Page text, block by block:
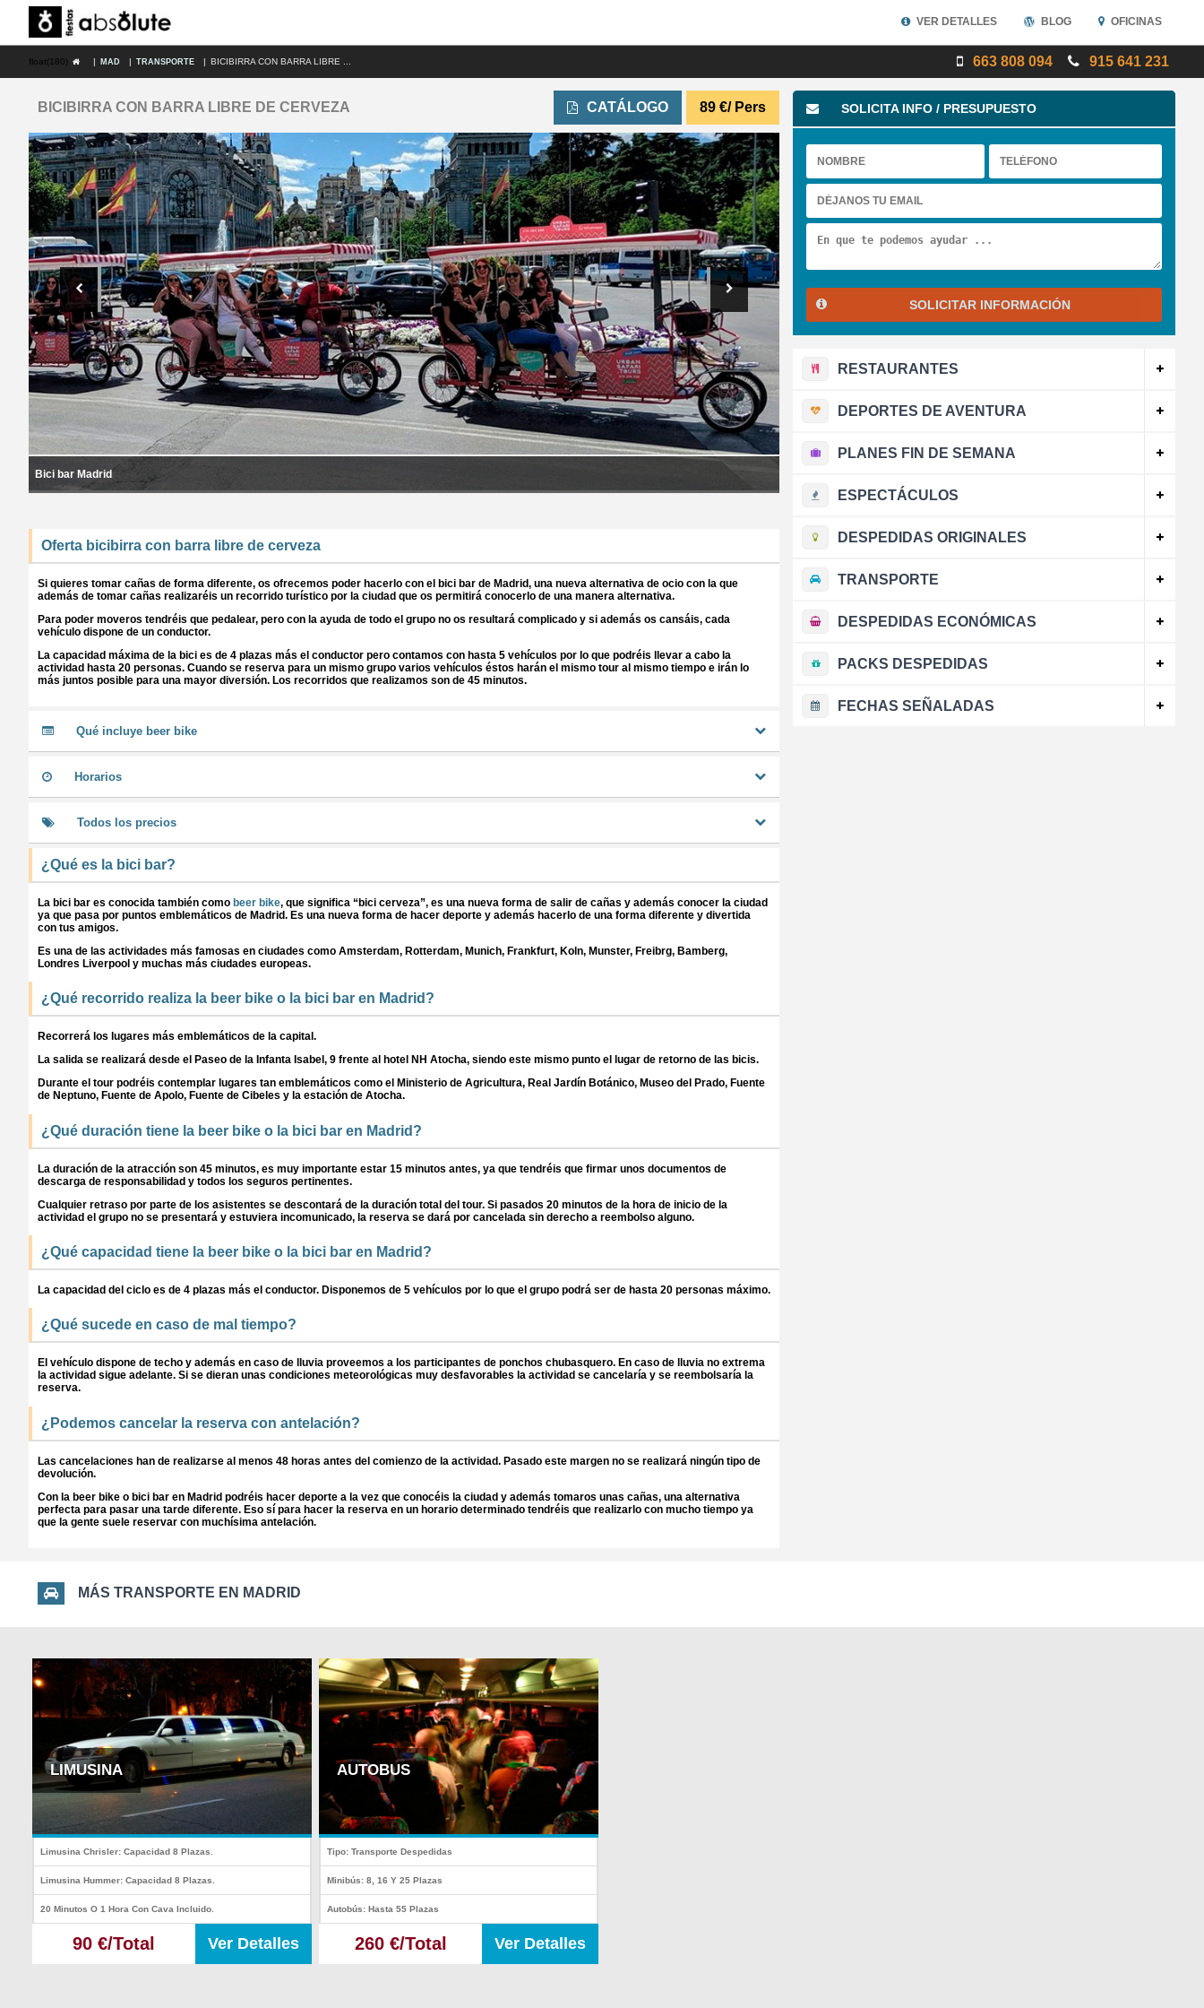
VER DETALLES BLOG OFICINAS
float(180) | MAD | TRANSPORTE | BICIBIRRA CON BARRA LIBRE ... 663 808 094 915 641 231
BICIBIRRA CON BARRA LIBRE DE CERVEZA 89 €/ Pers
CATÁLOGO
Bici bar Madrid
Oferta bicibirra con barra libre de cerveza
Si quieres tomar cañas de forma diferente, os ofrecemos poder hacerlo con el bici bar de Madrid, una nueva alternativa de ocio con la que
además de tomar cañas realizaréis un recorrido turístico por la ciudad que os permitirá conocerlo de una manera alternativa.
Para poder moveros tendréis que pedalear, pero con la ayuda de todo el grupo no os resultará complicado y si además os cansáis, cada
vehículo dispone de un conductor.
La capacidad máxima de la bici es de 4 plazas más el conductor pero contamos con hasta 5 vehículos por lo que podréis llevar a cabo la
actividad hasta 20 personas. Cuando se reserva para un mismo grupo varios vehículos éstos harán el mismo tour al mismo tiempo e irán lo
más juntos posible para una mayor diversión. Los recorridos que realizamos son de 45 minutos.
Qué incluye beer bike
Horarios
Todos los precios
SOLICITA INFO / PRESUPUESTO
SOLICITAR INFORMACIÓN
RESTAURANTES
DEPORTES DE AVENTURA
PLANES FIN DE SEMANA
ESPECTÁCULOS
DESPEDIDAS ORIGINALES
TRANSPORTE
DESPEDIDAS ECONÓMICAS
PACKS DESPEDIDAS
FECHAS SEÑALADAS
¿Qué es la bici bar?
La bici bar es conocida también como beer bike, que significa “bici cerveza”, es una nueva forma de salir de cañas y además conocer la ciudad
ya que pasa por puntos emblemáticos de Madrid. Es una nueva forma de hacer deporte y además hacerlo de una forma diferente y divertida
con tus amigos.
Es una de las actividades más famosas en ciudades como Amsterdam, Rotterdam, Munich, Frankfurt, Koln, Munster, Freibrg, Bamberg,
Londres Liverpool y muchas más ciudades europeas.
¿Qué recorrido realiza la beer bike o la bici bar en Madrid?
Recorrerá los lugares más emblemáticos de la capital.
La salida se realizará desde el Paseo de la Infanta Isabel, 9 frente al hotel NH Atocha, siendo este mismo punto el lugar de retorno de las bicis.
Durante el tour podréis contemplar lugares tan emblemáticos como el Ministerio de Agricultura, Real Jardín Botánico, Museo del Prado, Fuente
de Neptuno, Fuente de Apolo, Fuente de Cibeles y la estación de Atocha.
¿Qué duración tiene la beer bike o la bici bar en Madrid?
La duración de la atracción son 45 minutos, es muy importante estar 15 minutos antes, ya que tendréis que firmar unos documentos de
descarga de responsabilidad y todos los seguros pertinentes.
Cualquier retraso por parte de los asistentes se descontará de la duración total del tour. Si pasados 20 minutos de la hora de inicio de la
actividad el grupo no se presentará y estuviera incomunicado, la reserva se dará por cancelada sin derecho a reembolso alguno.
¿Qué capacidad tiene la beer bike o la bici bar en Madrid?
La capacidad del ciclo es de 4 plazas más el conductor. Disponemos de 5 vehículos por lo que el grupo podrá ser de hasta 20 personas máximo.
¿Qué sucede en caso de mal tiempo?
El vehículo dispone de techo y además en caso de lluvia proveemos a los participantes de ponchos chubasquero. En caso de lluvia no extrema
la actividad sigue adelante. Si se dieran unas condiciones meteorológicas muy desfavorables la actividad se cancelaría y se reembolsaría la
reserva.
¿Podemos cancelar la reserva con antelación?
Las cancelaciones han de realizarse al menos 48 horas antes del comienzo de la actividad. Pasado este margen no se realizará ningún tipo de
devolución.
Con la beer bike o bici bar en Madrid podréis hacer deporte a la vez que conocéis la ciudad y además tomaros unas cañas, una alternativa
perfecta para pasar una tarde diferente. Eso sí para hacer la reserva en un horario determinado tendréis que realizarlo con mucho tiempo ya
que la gente suele reservar con muchísima antelación.
MÁS TRANSPORTE EN MADRID
LIMUSINA
Limusina Chrisler: Capacidad 8 Plazas.
Limusina Hummer: Capacidad 8 Plazas.
20 Minutos O 1 Hora Con Cava Incluido.
90 €/Total Ver Detalles
AUTOBUS
Tipo: Transporte Despedidas
Minibús: 8, 16 Y 25 Plazas
Autobús: Hasta 55 Plazas
260 €/Total Ver Detalles